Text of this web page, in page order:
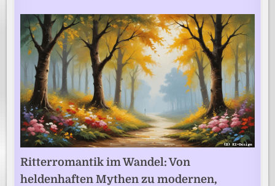
Ritterromantik im Wandel: Von
heldenhaften Mythen zu modernen,